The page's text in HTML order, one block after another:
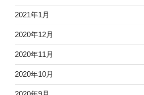
2021年1月
2020年12月
2020年11月
2020年10月